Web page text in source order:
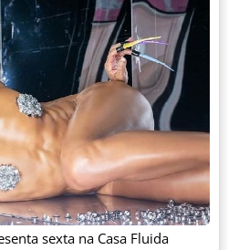
sexta na Casa Fluida